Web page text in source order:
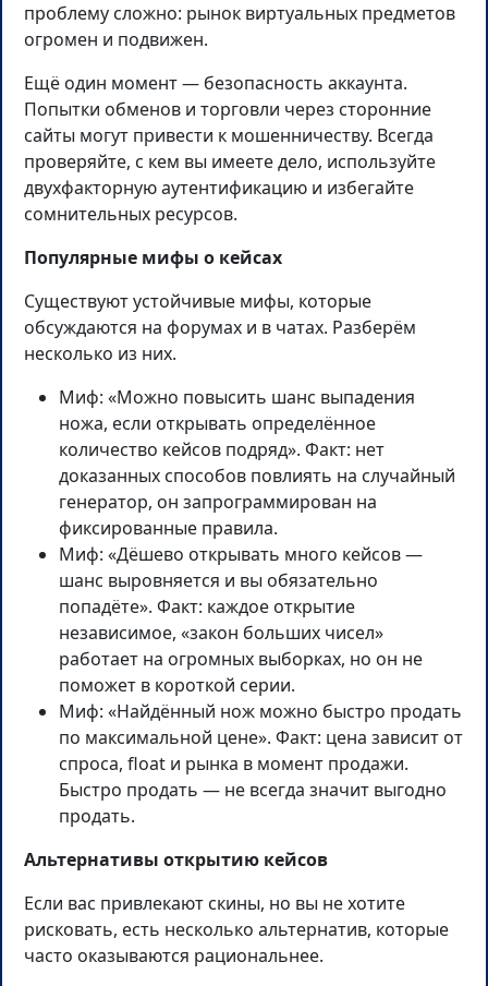
проблему сложно: рынок виртуальных предметов
огромен и подвижен.
Ещё один момент — безопасность аккаунта.
Попытки обменов и торговли через сторонние
сайты могут привести к мошенничеству. Всегда
проверяйте, с кем вы имеете дело, используйте
двухфакторную аутентификацию и избегайте
сомнительных ресурсов.
Популярные мифы о кейсах
Существуют устойчивые мифы, которые
обсуждаются на форумах и в чатах. Разберём
несколько из них.
Миф: «Можно повысить шанс выпадения
ножа, если открывать определённое
количество кейсов подряд». Факт: нет
доказанных способов повлиять на случайный
генератор, он запрограммирован на
фиксированные правила.
Миф: «Дёшево открывать много кейсов —
шанс выровняется и вы обязательно
попадёте». Факт: каждое открытие
независимое, «закон больших чисел»
работает на огромных выборках, но он не
поможет в короткой серии.
Миф: «Найдённый нож можно быстро продать
по максимальной цене». Факт: цена зависит от
спроса, float и рынка в момент продажи.
Быстро продать — не всегда значит выгодно
продать.
Альтернативы открытию кейсов
Если вас привлекают скины, но вы не хотите
рисковать, есть несколько альтернатив, которые
часто оказываются рациональнее.